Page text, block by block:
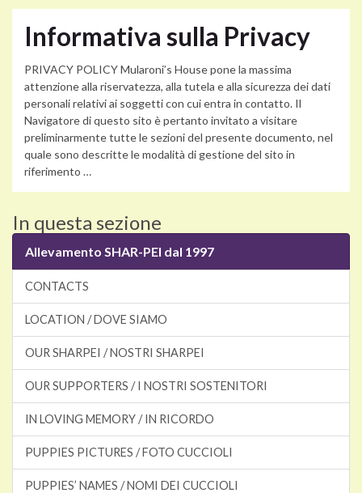
Informativa sulla Privacy
PRIVACY POLICY Mularoni’s House pone la massima
attenzione alla riservatezza, alla tutela e alla sicurezza dei dati
personali relativi ai soggetti con cui entra in contatto. Il
Navigatore di questo sito è pertanto invitato a visitare
preliminarmente tutte le sezioni del presente documento, nel
quale sono descritte le modalità di gestione del sito in
riferimento …
In questa sezione
Allevamento SHAR-PEI dal 1997
CONTACTS
LOCATION / DOVE SIAMO
OUR SHARPEI / NOSTRI SHARPEI
OUR SUPPORTERS / I NOSTRI SOSTENITORI
IN LOVING MEMORY / IN RICORDO
PUPPIES PICTURES / FOTO CUCCIOLI
PUPPIES’ NAMES / NOMI DEI CUCCIOLI